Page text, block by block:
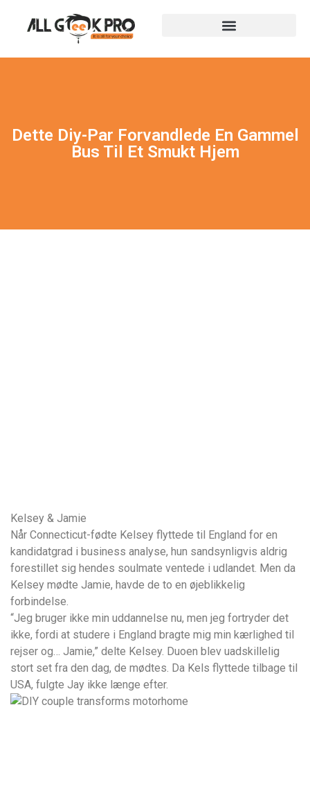
Dette Diy-Par Forvandlede En Gammel
Bus Til Et Smukt Hjem
Kelsey & Jamie
Når Connecticut-fødte Kelsey flyttede til England for en
kandidatgrad i business analyse, hun sandsynligvis aldrig
forestillet sig hendes soulmate ventede i udlandet. Men da
Kelsey mødte Jamie, havde de to en øjeblikkelig
forbindelse.
“Jeg bruger ikke min uddannelse nu, men jeg fortryder det
ikke, fordi at studere i England bragte mig min kærlighed til
rejser og… Jamie,” delte Kelsey. Duoen blev uadskillelig
stort set fra den dag, de mødtes. Da Kels flyttede tilbage til
USA, fulgte Jay ikke længe efter.